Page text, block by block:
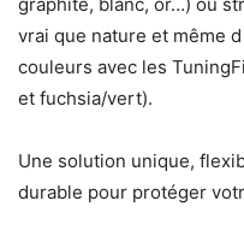
graphite, blanc, or…) ou
vrai que nature et même
couleurs avec les
et fuchsia/vert).
Une solution unique,
durable pour protéger